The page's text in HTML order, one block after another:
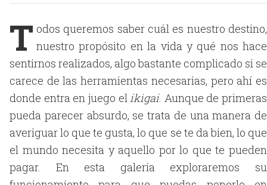
T odos queremos saber cuál es nuestro destino,
nuestro propósito en la vida y qué nos hace
sentirnos realizados, algo bastante complicado si se
carece de las herramientas necesarias, pero ahí es
donde entra en juego elikigai. Aunque de primeras
pueda parecer absurdo, se trata de una manera de
averiguar lo que te gusta, lo que se te da bien, lo que
el mundo necesita y aquello por lo que te pueden
pagar. En esta galería exploraremos su